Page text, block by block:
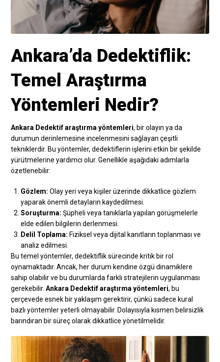
Ankara’da Dedektiflik:
Temel Araştırma
Yöntemleri Nedir?
Ankara Dedektif araştırma yöntemleri, bir olayın ya da
durumun derinlemesine incelenmesini sağlayan çeşitli
tekniklerdir. Bu yöntemler, dedektiflerin işlerini etkin bir şekilde
yürütmelerine yardımcı olur. Genellikle aşağıdaki adımlarla
özetlenebilir:
Gözlem: Olay yeri veya kişiler üzerinde dikkatlice gözlem
yaparak önemli detayların kaydedilmesi.
Soruşturma: Şüpheli veya tanıklarla yapılan görüşmelerle
elde edilen bilgilerin derlenmesi.
Delil Toplama: Fiziksel veya dijital kanıtların toplanması ve
analiz edilmesi.
Bu temel yöntemler, dedektiflik sürecinde kritik bir rol
oynamaktadır. Ancak, her durum kendine özgü dinamiklere
sahip olabilir ve bu durumlarda farklı stratejilerin uygulanması
gerekebilir.Ankara Dedektif araştırma yöntemleri, bu
çerçevede esnek bir yaklaşım gerektirir, çünkü sadece kural
bazlı yöntemler yeterli olmayabilir. Dolayısıyla kısmen belirsizlik
barındıran bir süreç olarak dikkatlice yönetilmelidir.